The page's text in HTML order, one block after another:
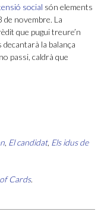
social són elements
novembre. La
que pugui treure’n
la balança
passi, caldrà que
, El candidat, Els idus de
Cards.